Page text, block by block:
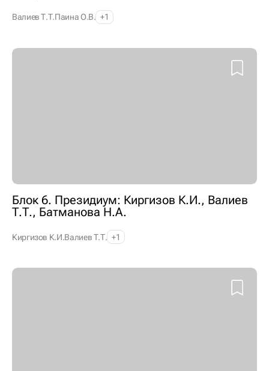
Валиев Т.Т.Паина О.В. +1
Блок 6. Президиум: Киргизов К.И., Валиев
Т.Т., Батманова Н.А.
Киргизов К.И.Валиев Т.Т. +1